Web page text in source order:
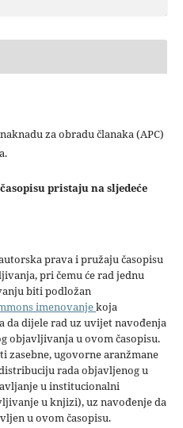
za obradu članaka (APC)
pristaju na sljedeće
prava i pružaju časopisu
pri čemu će rad jednu
biti podložan
imenovanjekoja
da dijele rad uz uvijet navođenja
objavljivanja u ovom časopisu.
zasebne, ugovorne aranžmane
rada objavljenog u
u institucionalni
u knjizi), uz navođenje da
u ovom časopisu.